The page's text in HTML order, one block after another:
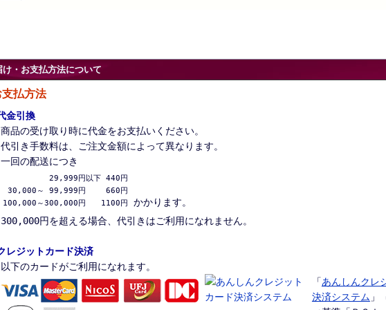
け・お支払方法について
支払方法
金引換
商品の受け取り時に代金をお支払いください。
代引き手数料は、ご注文金額によって異なります。
一回の配送につき
          29,999円以下 440円
30,000～ 99,999円　　 660円
100,000～300,000円　　1100円
かかります。
300,000円を超える場合、代引きはご利用になれません。
レジットカード決済
以下のカードがご利用になれます。
「あんしんクレ
決済システム 」